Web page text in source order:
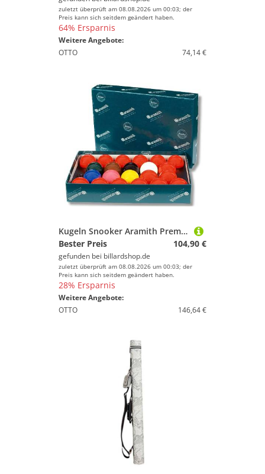
zuletzt überprüft am 08.08.2026 um 00:03; der
Preis kann sich seitdem geändert haben.
64% Ersparnis
Weitere Angebote:
OTTO
74,14 €
Kugeln Snooker Aramith Premier 52,4mm
Bester Preis
104,90 €
gefunden bei billardshop.de
zuletzt überprüft am 08.08.2026 um 00:03; der
Preis kann sich seitdem geändert haben.
28% Ersparnis
Weitere Angebote:
OTTO
146,64 €